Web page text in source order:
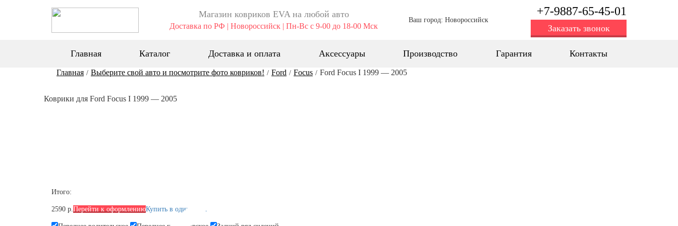
Магазин ковриков EVA ​на любой авто
Доставка по РФ | Новороссийск | Пн-Вс с 9-00 до 18-00 Мск
Ваш город: Новороссийск
+7-9887-65-45-01
Заказать звонок
Главная Каталог Доставка и оплата Аксессуары Производство Гарантия Контакты
Главная / Выберите свой авто и посмотрите фото ковриков! / Ford / Focus / Ford Focus I 1999 — 2005
Коврики для Ford Focus I 1999 — 2005
Итого:
2590 р.Перейти к оформлениюКупить в один клик